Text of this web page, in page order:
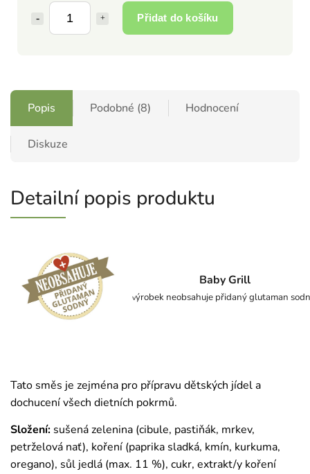
Přidat do košíku
Popis Podobné (8) Hodnocení
Diskuze
Detailní popis produktu
Baby Grill
výrobek neobsahuje přidaný glutaman
Tato směs je zejména pro přípravu dětských jídel a
dochucení všech dietních pokrmů.
Složení: sušená zelenina (cibule, pastiňák, mrkev,
petrželová nať), koření (paprika sladká, kmín, kurkuma,
oregano), sůl jedlá (max. 11 %), cukr, extrakt/y koření